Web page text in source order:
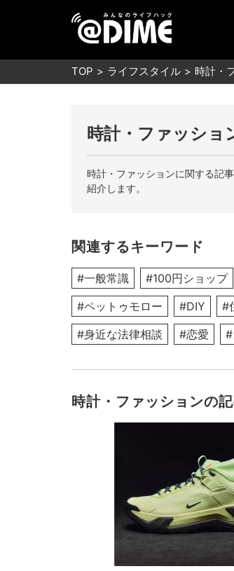
TOP ライフスタイル 時計・
時計・ファッショ
時計・ファッションに関する記
紹介します。
関連するキーワード
#一般常識 #100円ショップ
#ペットゥモロー
#DIY #
#身近な法律相談
#恋愛
時計・ファッションの